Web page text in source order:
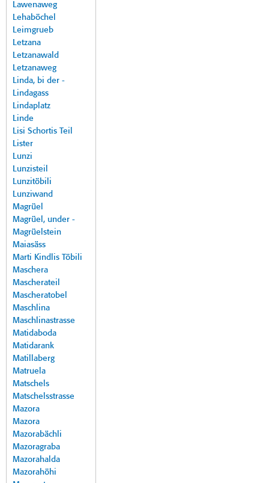
Lawenaweg
Lehaböchel
Leimgrueb
Letzana
Letzanawald
Letzanaweg
Linda, bi der -
Lindagass
Lindaplatz
Linde
Lisi Schortis Teil
Lister
Lunzi
Lunzisteil
Lunzitöbili
Lunziwand
Magrüel
Magrüel, under -
Magrüelstein
Maiasäss
Marti Kindlis Töbili
Maschera
Mascherateil
Mascheratobel
Maschlina
Maschlinastrasse
Matidaboda
Matidarank
Matillaberg
Matruela
Matschels
Matschelsstrasse
Mazora
Mazora
Mazorabächli
Mazoragraba
Mazorahalda
Mazorahöhi